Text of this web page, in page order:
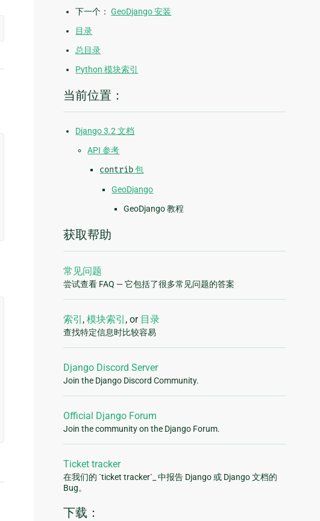
下一个：GeoDjango 安装
目录
总目录
Python 模块索引
当前位置：
Django 3.2 文档
API 参考
contrib包
GeoDjango
GeoDjango 教程
获取帮助
常见问题
尝试查看 FAQ — 它包括了很多常见问题的答案
索引 ,模块索引 , or 目录
查找特定信息时比较容易
Django Discord Server
Join the Django Discord Community.
Official Django Forum
Join the community on the Django Forum.
Ticket tracker
在我们的 `ticket tracker`_ 中报告 Django 或 Django 文档的
Bug。
下载：